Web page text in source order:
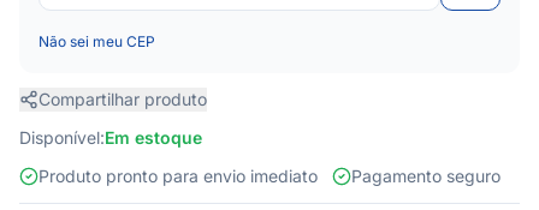
Não sei meu CEP
Compartilhar produto
Disponível:Em estoque
Produto pronto para envio imediato
Pagamento seguro